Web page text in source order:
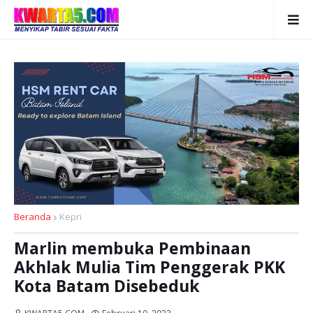
Beranda Kepri
Marlin membuka Pembinaan
Akhlak Mulia Tim Penggerak PKK
Kota Batam Disebeduk